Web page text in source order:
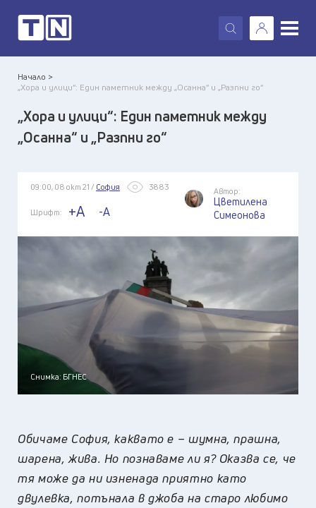
X
Начало >
„Хора и улици“: Един паметник между „Осанна“ и „Разпни го“
„Хора и улици“: Един паметник между
„Осанна“ и „Разпни го“
09:00, 08 окт 21 / София 3883
Шрифт: +A -A
Автор:
Цветилена
Симеонова
Снимка: БГНЕС
Обичаме София, каквато е – шумна, прашна,
шарена, жива. Но познаваме ли я? Оказва се, че
тя може да ни изненада приятно като
двулевка, потънала в джоба на старо любимо